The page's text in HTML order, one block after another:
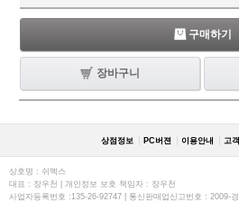
구매하기
장바구니
상점정보 PC버젼 이용안내 고
상호명 : 쉬멕스
대표 : 장우천 | 개인정보 보호 책임자 : 장우천
사업자등록번호 :135-26-92747 | 통신판매업신고번호 : 2009-